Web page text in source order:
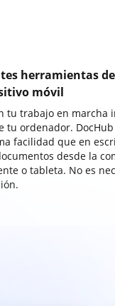
herramientas
móvil
tu trabajo en marcha
tu ordenador.
facilidad que en
desde la
o tableta. No es